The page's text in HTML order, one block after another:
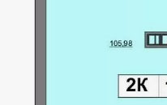
PARKLAKE